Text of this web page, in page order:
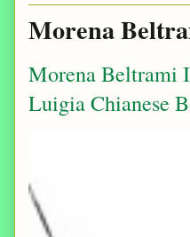
Morena
Morena Beltrami
Luigia Chianese